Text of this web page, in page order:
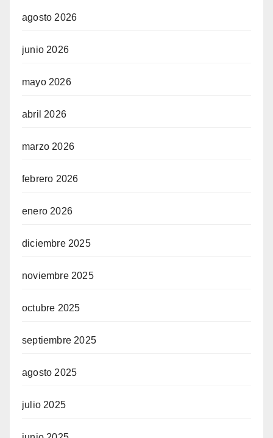
agosto 2026
junio 2026
mayo 2026
abril 2026
marzo 2026
febrero 2026
enero 2026
diciembre 2025
noviembre 2025
octubre 2025
septiembre 2025
agosto 2025
julio 2025